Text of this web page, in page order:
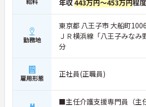
年収443万円～453万円程度
勤務地
東京都 八王子市 大船町
ＪＲ横浜線「八王子みなみ
分
雇用形態 正社員(正職員)
■主任介護支援専門員（主